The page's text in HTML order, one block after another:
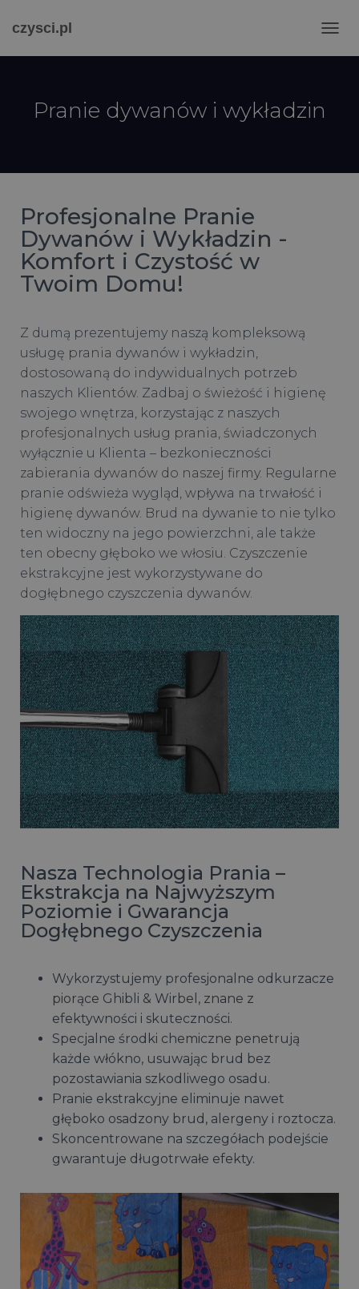
czysci.pl
R
Pranie dywanów i wykładzin
Profesjonalne Pranie
Dywanów i Wykładzin -
Komfort i Czystość w
Twoim Domu!
Z dumą prezentujemy naszą kompleksową
usługę prania dywanów i wykładzin,
dostosowaną do indywidualnych potrzeb
naszych Klientów. Zadbaj o świeżość i higienę
swojego wnętrza, korzystając z naszych
profesjonalnych usług prania, świadczonych
wyłącznie u Klienta – bezkonieczności
zabierania dywanów do naszej firmy. Regularne
pranie odświeża wygląd, wpływa na trwałość i
higienę dywanów. Brud na dywanie to nie tylko
ten widoczny na jego powierzchni, ale także
ten obecny głęboko we włosiu. Czyszczenie
ekstrakcyjne jest wykorzystywane do
dogłębnego czyszczenia dywanów.
Nasza Technologia Prania –
Ekstrakcja na Najwyższym
Poziomie i Gwarancja
Dogłębnego Czyszczenia
Wykorzystujemy profesjonalne odkurzacze
piorące Ghibli & Wirbel, znane z
efektywności i skuteczności.
Specjalne środki chemiczne penetrują
każde włókno, usuwając brud bez
pozostawiania szkodliwego osadu.
Pranie ekstrakcyjne eliminuje nawet
głęboko osadzony brud, alergeny i roztocza.
Skoncentrowane na szczegółach podejście
gwarantuje długotrwałe efekty.